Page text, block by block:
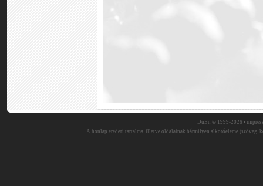
DuEn © 1999-2026 •
A honlap eredeti tartalma, illetve oldalainak bármilyen alkotóeleme (szöveg,